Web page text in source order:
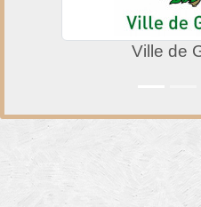
Ville de